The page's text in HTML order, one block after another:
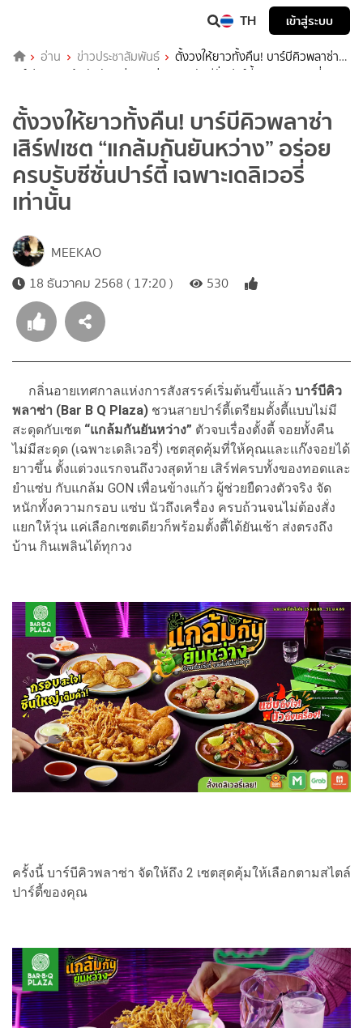
TH เข้าสู่ระบบ
อ่าน ข่าวประชาสัมพันธ์
ตั้งวงให้ยาวทั้งคืน! บาร์บีคิวพลาซ่า
เสิร์ฟเซต “แกล้มกันยันหว่าง” อร่อยครบรับซีซั่นปาร์ตี้ เฉพาะเดลิเวอรี่
ตั้งวงให้ยาวทั้งคืน! บาร์บีคิวพลาซ่า
เสิร์ฟเซต “แกล้มกันยันหว่าง” อร่อย
ครบรับซีซั่นปาร์ตี้ เฉพาะเดลิเวอรี่
เท่านั้น
MEEKAO
18 ธันวาคม 2568 ( 17:20 )
530
กลิ่นอายเทศกาลแห่งการสังสรรค์เริ่มต้นขึ้นแล้ว บาร์บีคิว
พลาซ่า (Bar B Q Plaza) ชวนสายปาร์ตี้เตรียมตั้งตี้แบบไม่มี
สะดุดกับเซต “แกล้มกันยันหว่าง” ตัวจบเรื่องตั้งตี้ จอยทั้งคืน
ไม่มีสะดุด (เฉพาะเดลิเวอรี่) เซตสุดคุ้มที่ให้คุณและแก๊งจอยได้
ยาวขึ้น ตั้งแต่วงแรกจนถึงวงสุดท้าย เสิร์ฟครบทั้งของทอดและ
ยำแซ่บ กับแกล้ม GON เพื่อนข้างแก้ว ผู้ช่วยยืดวงตัวจริง จัด
หนักทั้งความกรอบ แซ่บ นัวถึงเครื่อง ครบถ้วนจนไม่ต้องสั่ง
แยกให้วุ่น แค่เลือกเซตเดียวก็พร้อมตั้งตี้ได้ยันเช้า ส่งตรงถึง
บ้าน กินเพลินได้ทุกวง
ครั้งนี้ บาร์บีคิวพลาซ่า จัดให้ถึง 2 เซตสุดคุ้มให้เลือกตามสไตล์
ปาร์ตี้ของคุณ